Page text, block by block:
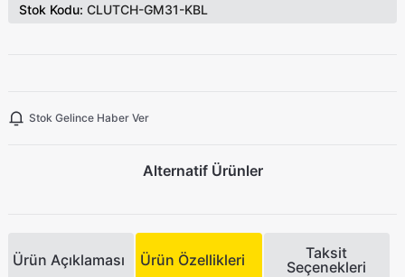
Stok Kodu: CLUTCH-GM31-KBL
Stok Gelince Haber Ver
Alternatif Ürünler
Ürün Açıklaması Ürün Özellikleri
Taksit
Seçenekleri